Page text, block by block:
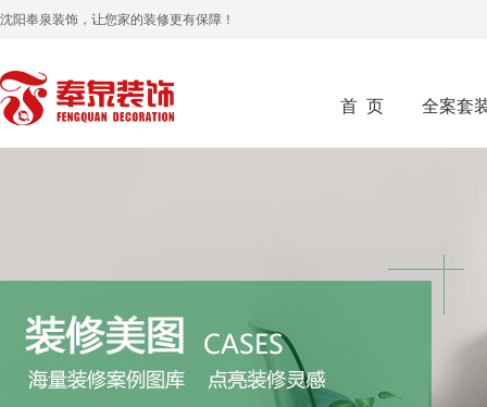
沈阳奉泉装饰，让您家的装修更有保障！
首 页 全案套